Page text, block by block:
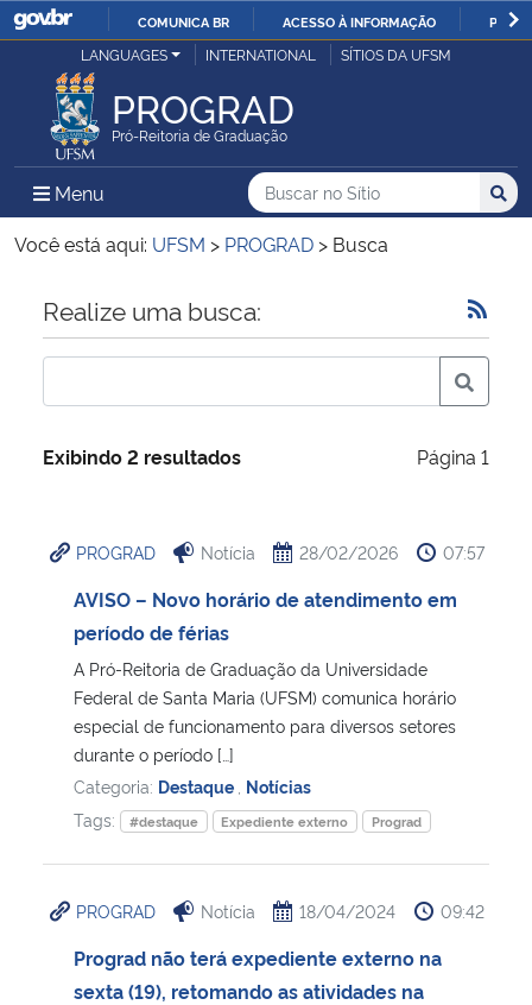
IR
O
COMUNICA BR ACESSO À INFORMAÇÃO
Ministério da Justiça e Segurança Pública
Ministério da Defesa
Ministério das Relações Exteriores
Ministério da Economia
Ministério da Infraestrutura
Ministério da Cidadania
Ministério de Minas e Energia
Ministério da Ciência, Tecnologia, Inovações e Comunicações
Ministério do Meio Ambiente
Ministério do Turismo
Controladoria-Geral da União
LANGUAGES INTERNATIONAL SÍTIOS DA UFSM
PROGRAD
Pró-Reitoria de Graduação
Menu Menu Principal do Sítio
Busca
Buscar no no Sítio
Busca:
Você está aqui: UFSM > PROGRAD > Busca
Início do conteúdo
Realize uma busca:
Exibindo 2 resultados Página 1
PROGRAD Notícia 28/02/2026 07:57
AVISO – Novo horário de atendimento em
período de férias
A Pró-Reitoria de Graduação da Universidade
Federal de Santa Maria (UFSM) comunica horário
especial de funcionamento para diversos setores
durante o período […]
Categoria: Destaque Notícias
Tags:
#destaque Expediente externo Prograd
PROGRAD Notícia 18/04/2024 09:42
Prograd não terá expediente externo na
sexta (19), retomando as atividades na